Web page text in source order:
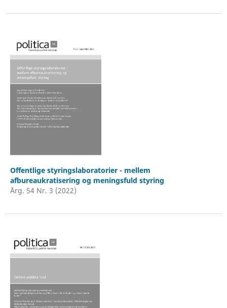
Offentlige styringslaboratorier - mellem
afbureaukratisering og meningsfuld styring
Årg. 54 Nr. 3 (2022)